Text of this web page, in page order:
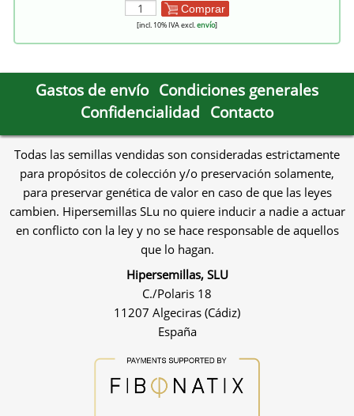
Comprar
[incl. 10% IVA excl.envío]
Gastos de envío Condiciones generales
Confidencialidad Contacto
Todas las semillas vendidas son consideradas estrictamente
para propósitos de colección y/o preservación solamente,
para preservar genética de valor en caso de que las leyes
cambien. Hipersemillas SLu no quiere inducir a nadie a actuar
en conflicto con la ley y no se hace responsable de aquellos
que lo hagan.
Hipersemillas, SLU
C./Polaris 18
11207 Algeciras (Cádiz)
España